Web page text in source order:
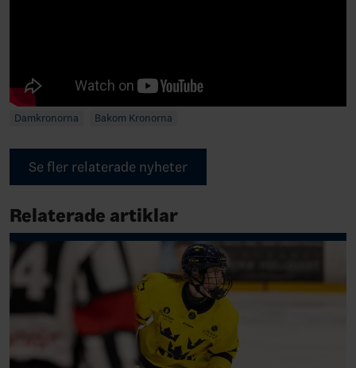
Damkronorna Bakom Kronorna
Se fler relaterade nyheter
Relaterade artiklar